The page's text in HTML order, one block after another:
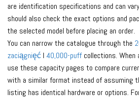
are identification specifications and can
should also check the exact options and
the selected model before placing an order.
You can narrow the catalogue through the
zaciągnięć I 40,000-puff collections. When
use these capacity pages to compare
with a similar format instead of assuming
listing has identical hardware or options.